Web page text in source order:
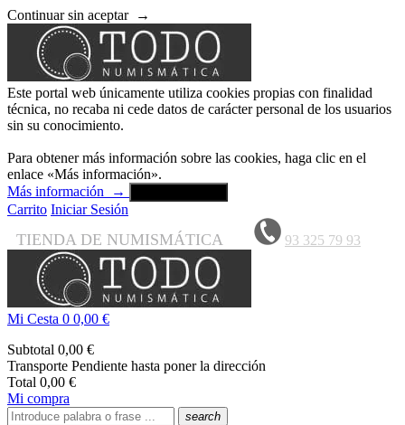
Continuar sin aceptar →
Este portal web únicamente utiliza cookies propias con finalidad
técnica, no recaba ni cede datos de carácter personal de los usuarios
sin su conocimiento.
Para obtener más información sobre las cookies, haga clic en el
enlace «Más información».
Más información
→
Carrito Iniciar Sesión
TIENDA DE NUMISMÁTICA 93 325 79 93
Mi Cesta 0 0,00 €
Subtotal 0,00 €
Transporte Pendiente hasta poner la dirección
Total 0,00 €
Mi compra
search